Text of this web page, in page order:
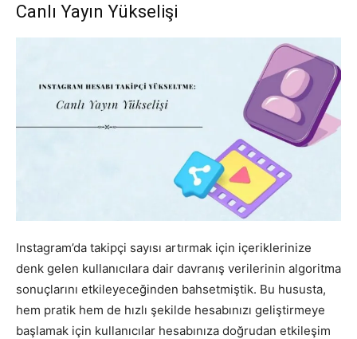
Canlı Yayın Yükselişi
Instagram’da takipçi sayısı artırmak için içeriklerinize
denk gelen kullanıcılara dair davranış verilerinin algoritma
sonuçlarını etkileyeceğinden bahsetmiştik. Bu hususta,
hem pratik hem de hızlı şekilde hesabınızı geliştirmeye
başlamak için kullanıcılar hesabınıza doğrudan etkileşim